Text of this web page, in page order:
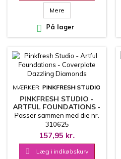
Mere
 På lager
MÆRKER: PINKFRESH STUDIO
PINKFRESH STUDIO -
ARTFUL FOUNDATIONS -
COVERPLATE DAZZLING
DIAMONDS
Passer sammen med die nr.
310625
157,95 kr.
 Læg i indkøbskurv